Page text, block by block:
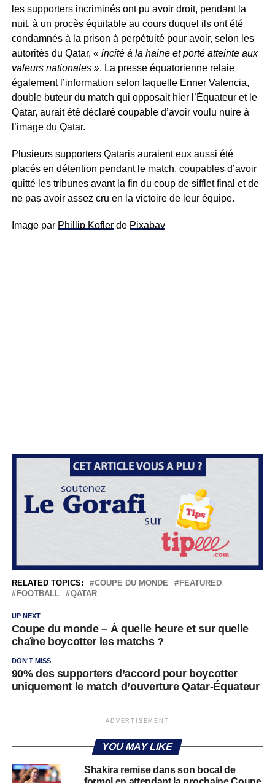
les supporters incriminés ont pu avoir droit, pendant la
nuit, à un procès équitable au cours duquel ils ont été
condamnés à la prison à perpétuité pour avoir, selon les
autorités du Qatar, « incité à la haine et porté atteinte aux
valeurs nationales ». La presse équatorienne relaie
également l’information selon laquelle Enner Valencia,
double buteur du match qui opposait hier l’Équateur et le
Qatar, aurait été déclaré coupable d’avoir voulu nuire à
l’image du Qatar.
Plusieurs supporters Qataris auraient eux aussi été
placés en détention pendant le match, coupables d’avoir
quitté les tribunes avant la fin du coup de sifflet final et de
ne pas avoir assez cru en la victoire de leur équipe.
Image par Phillip Koflerde Pixabay
RELATED TOPICS: COUPE DU MONDE
FEATURED
FOOTBALL
QATAR
UP NEXT
Coupe du monde – À quelle heure et sur quelle
chaîne boycotter les matchs ?
DON'T MISS
90% des supporters d’accord pour boycotter
uniquement le match d’ouverture Qatar-Équateur
ADVERTISEMENT
YOU MAY LIKE
Shakira remise dans son bocal de